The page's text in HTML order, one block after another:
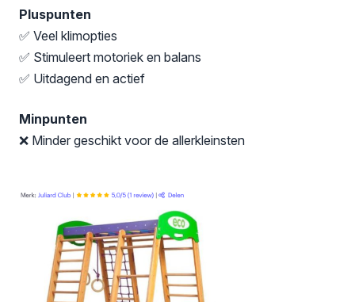
Pluspunten
✅ Veel klimopties
✅ Stimuleert motoriek en balans
✅ Uitdagend en actief
Minpunten
❌ Minder geschikt voor de allerkleinsten